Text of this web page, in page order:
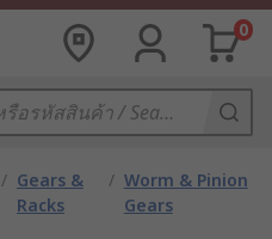
0
/ Gears &
Racks
/ Worm & Pinion
Gears